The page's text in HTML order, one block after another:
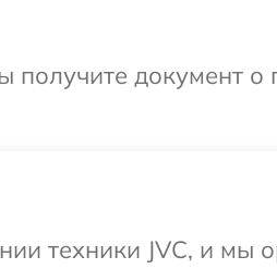
получите документ
техники JVC, и мы